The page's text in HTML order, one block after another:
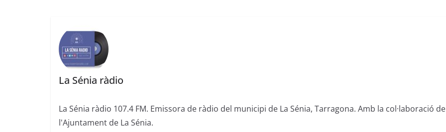
La Sénia ràdio
La Sénia ràdio 107.4 FM. Emissora de ràdio del municipi de La Sénia, Tarragona. Amb la col·laboració de
l'Ajuntament de La Sénia.